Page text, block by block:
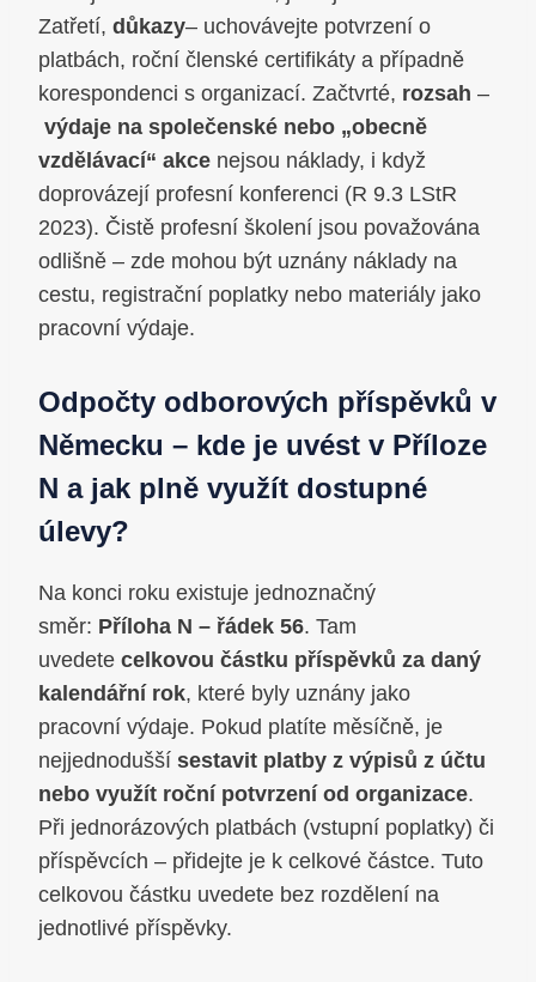
Zatřetí, důkazy– uchovávejte potvrzení o
platbách, roční členské certifikáty a případně
korespondenci s organizací. Začtvrté, rozsah –
výdaje na společenské nebo „obecně
vzdělávací“ akce nejsou náklady, i když
doprovázejí profesní konferenci (R 9.3 LStR
2023). Čistě profesní školení jsou považována
odlišně – zde mohou být uznány náklady na
cestu, registrační poplatky nebo materiály jako
pracovní výdaje.
Odpočty odborových příspěvků v
Německu – kde je uvést v Příloze
N a jak plně využít dostupné
úlevy?
Na konci roku existuje jednoznačný
směr: Příloha N – řádek 56. Tam
uvedete celkovou částku příspěvků za daný
kalendářní rok, které byly uznány jako
pracovní výdaje. Pokud platíte měsíčně, je
nejjednodušší sestavit platby z výpisů z účtu
nebo využít roční potvrzení od organizace.
Při jednorázových platbách (vstupní poplatky) či
příspěvcích – přidejte je k celkové částce. Tuto
celkovou částku uvedete bez rozdělení na
jednotlivé příspěvky.